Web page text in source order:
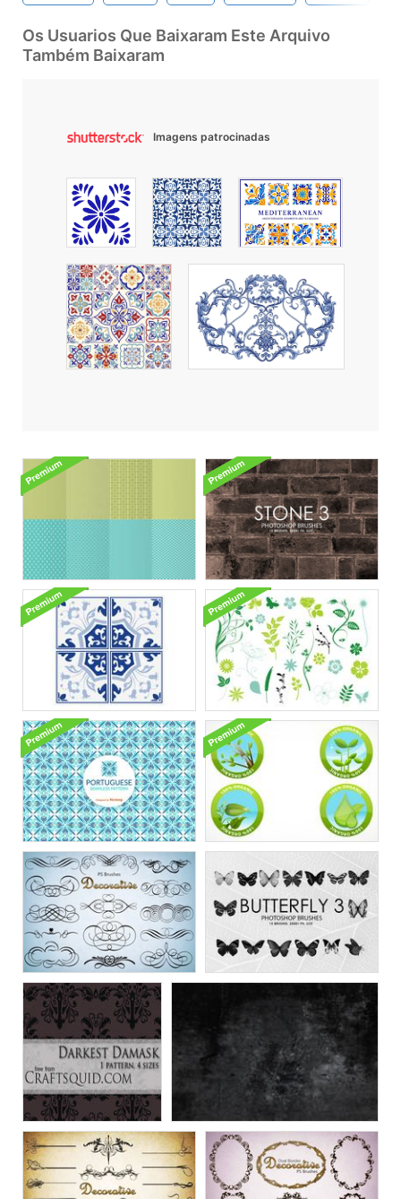
Os Usuarios Que Baixaram Este Arquivo
Também Baixaram
Imagens patrocinadas